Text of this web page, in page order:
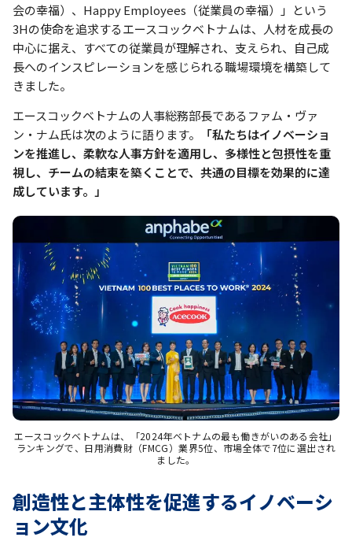
会の幸福）、Happy Employees（従業員の幸福）」という
3Hの使命を追求するエースコックベトナムは、人材を成長の
中心に据え、すべての従業員が理解され、支えられ、自己成
長へのインスピレーションを感じられる職場環境を構築して
きました。
エースコックベトナムの人事総務部長であるファム・ヴァ
ン・ナム氏は次のように語ります。
「私たちはイノベーショ
ンを推進し、柔軟な人事方針を適用し、多様性と包摂性を重
視し、チームの結束を築くことで、共通の目標を効果的に達
成しています。」
エースコックベトナムは、「2024年ベトナムの最も働きがいのある会社」
ランキングで、日用消費財（FMCG）業界5位、市場全体で7位に選出され
ました。
創造性と主体性を促進するイノベーシ
ョン文化